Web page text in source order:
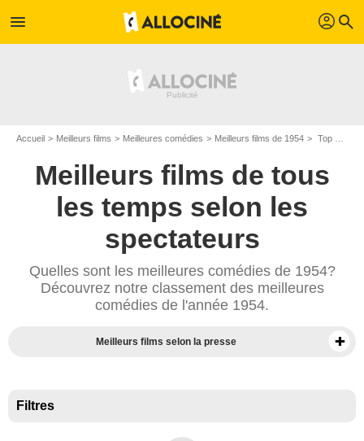
menu profil search
Accueil Meilleurs films Meilleures comédies Meilleurs films de 1954 Top comédies de 1954
Meilleurs films de tous
les temps selon les
spectateurs
Quelles sont les meilleures comédies de 1954?
Découvrez notre classement des meilleures
comédies de l'année 1954.
Meilleurs films selon la presse
Filtres